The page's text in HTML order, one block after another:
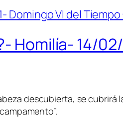
14/
descubierta, se cubrirá
”.